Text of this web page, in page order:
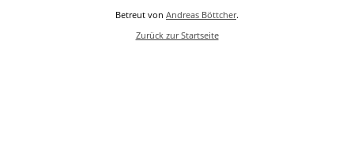
Betreut von Andreas Böttcher.
Zurück zur Startseite